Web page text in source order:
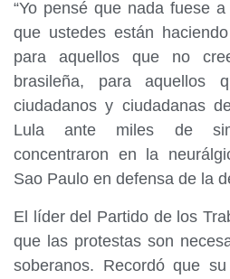
“Yo pensé que nada fuese
que ustedes están
para aquellos que no
brasileña, para aquellos
ciudadanos y ciudadanas
Lula ante miles de
concentraron en la
Sao Paulo en defensa de la
El líder del Partido de los
que las protestas son
soberanos. Recordó que